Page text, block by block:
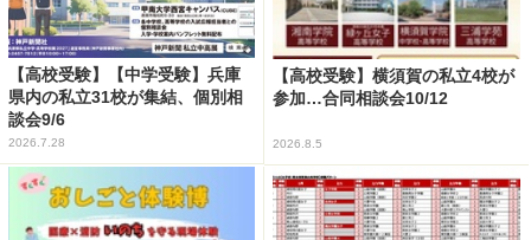
【高校受験】【中学受験】兵庫
県内の私立31校が集結、個別相
談会9/6
2026.7.28
【高校受験】横須賀の私立4校が
参加…合同相談会10/12
2026.8.5